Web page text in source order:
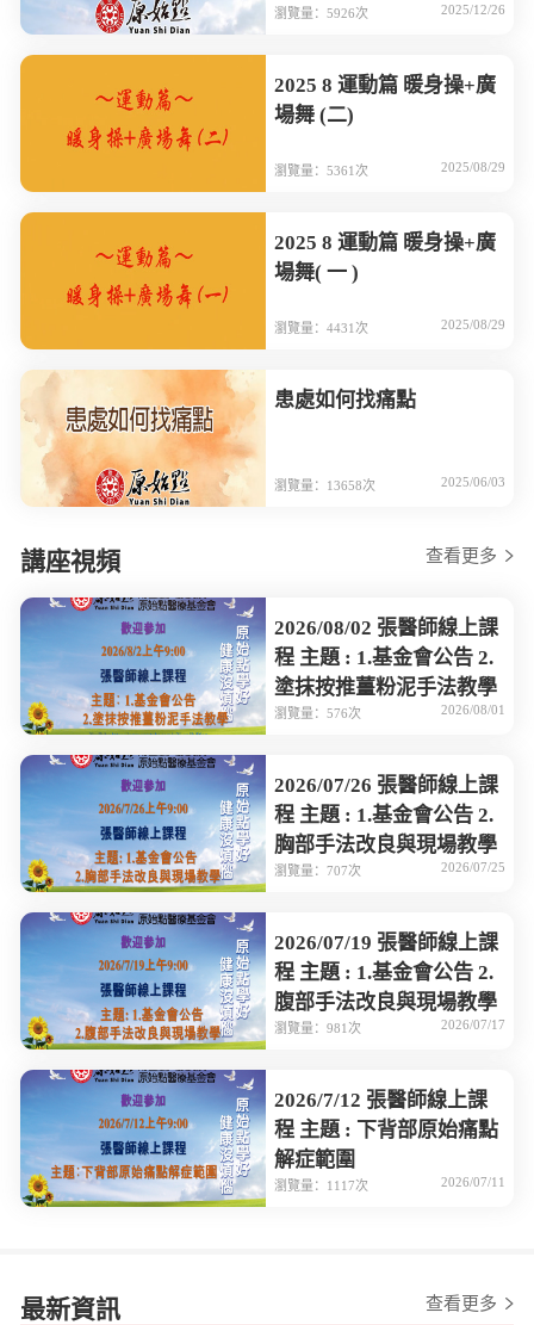
瀏覽量：5926次 2025/12/26
2025 8 運動篇 暖身操+廣
場舞 (二)
瀏覽量：5361次 2025/08/29
2025 8 運動篇 暖身操+廣
場舞( 一 )
瀏覽量：4431次 2025/08/29
患處如何找痛點
瀏覽量：13658次 2025/06/03
講座視頻 查看更多
2026/08/02 張醫師線上課
程 主題 : 1.基金會公告 2.
塗抹按推薑粉泥手法教學
瀏覽量：576次 2026/08/01
2026/07/26 張醫師線上課
程 主題 : 1.基金會公告 2.
胸部手法改良與現場教學
瀏覽量：707次 2026/07/25
2026/07/19 張醫師線上課
程 主題 : 1.基金會公告 2.
腹部手法改良與現場教學
瀏覽量：981次 2026/07/17
2026/7/12 張醫師線上課
程 主題 : 下背部原始痛點
解症範圍
瀏覽量：1117次 2026/07/11
最新資訊 查看更多